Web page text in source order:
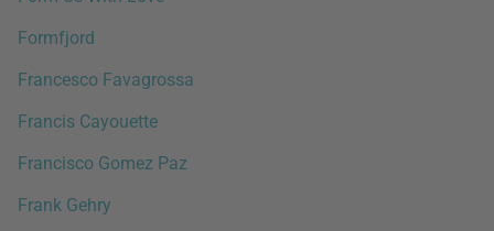
Formfjord
Francesco Favagrossa
Francis Cayouette
Francisco Gomez Paz
Frank Gehry